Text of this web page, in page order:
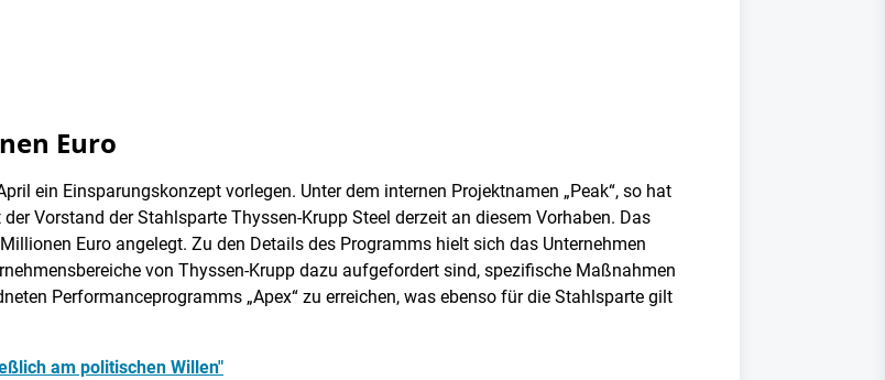
Euro
ein Einsparungskonzept vorlegen. Unter dem internen Projektnamen „Peak“, so hat
Vorstand der Stahlsparte Thyssen-Krupp Steel derzeit an diesem Vorhaben. Das
Euro angelegt. Zu den Details des Programms hielt sich das Unternehmen
von Thyssen-Krupp dazu aufgefordert sind, spezifische Maßnahmen
Performanceprogramms „Apex“ zu erreichen, was ebenso für die Stahlsparte gilt
am politischen Willen"